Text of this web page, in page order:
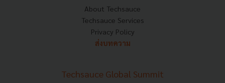
About Techsauce
Techsauce Services
Privacy Policy
ส่งบทความ
Techsauce Global Summit